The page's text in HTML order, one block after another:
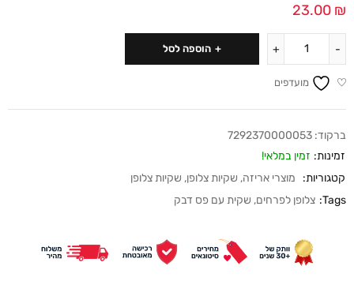
23.00 ₪
הוספה לסל
מועדפים
ברקוד: 7292370000053
זמינות: זמין במלאי!
קטגוריות:
מוצרי אריזה, שקיות צלופן, שקיות צלופן
Tags: צלופן לפרחים, שקית עם פס דבק